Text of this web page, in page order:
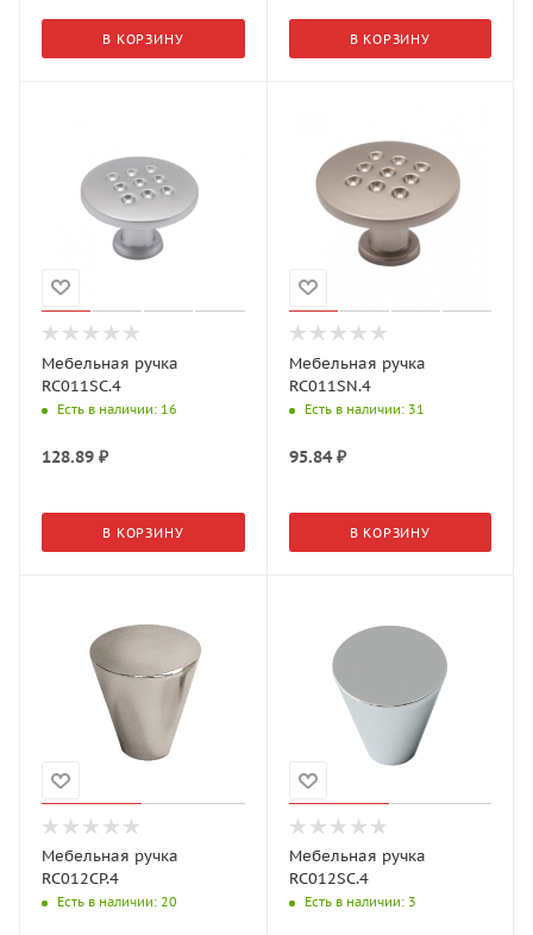
В КОРЗИНУ В КОРЗИНУ
Мебельная ручка
RC011SC.4
Есть в наличии: 16
128.89 ₽
В КОРЗИНУ
Мебельная ручка
RC011SN.4
Есть в наличии: 31
95.84₽
В КОРЗИНУ
Мебельная ручка
RC012CP.4
Есть в наличии: 20
Мебельная ручка
RC012SC.4
Есть в наличии: 3